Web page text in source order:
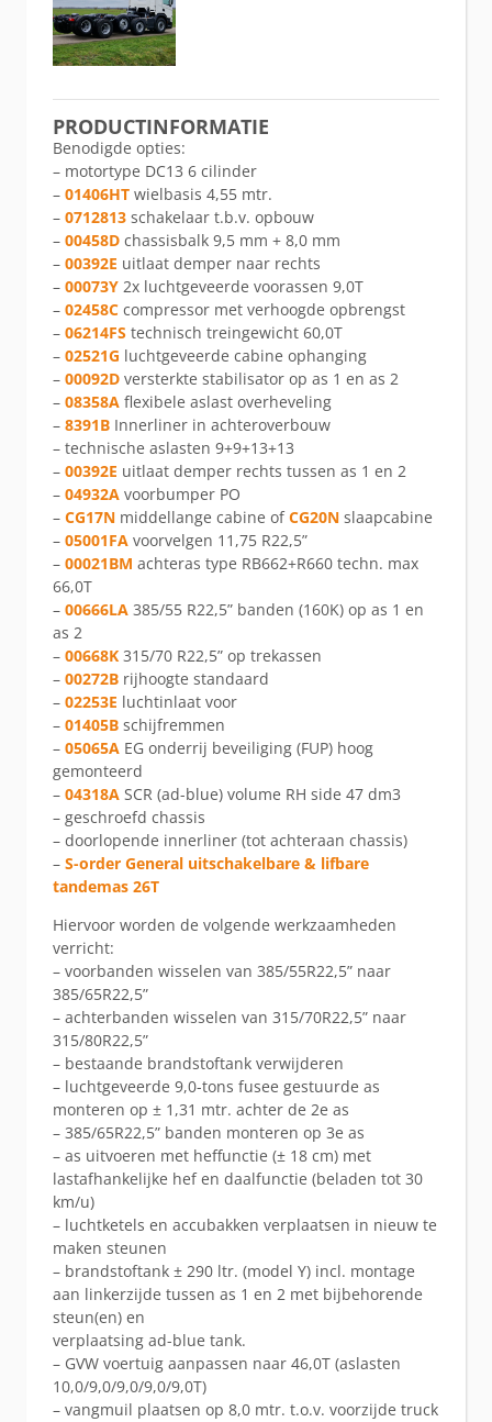
PRODUCTINFORMATIE
Benodigde opties:
– motortype DC13 6 cilinder
– 01406HT wielbasis 4,55 mtr.
– 0712813 schakelaar t.b.v. opbouw
– 00458D chassisbalk 9,5 mm + 8,0 mm
– 00392E uitlaat demper naar rechts
– 00073Y 2x luchtgeveerde voorassen 9,0T
– 02458C compressor met verhoogde opbrengst
– 06214FS technisch treingewicht 60,0T
– 02521G luchtgeveerde cabine ophanging
– 00092D versterkte stabilisator op as 1 en as 2
– 08358A flexibele aslast overheveling
– 8391B Innerliner in achteroverbouw
– technische aslasten 9+9+13+13
– 00392E uitlaat demper rechts tussen as 1 en 2
– 04932A voorbumper PO
– CG17N middellange cabine ofCG20N slaapcabine
– 05001FA voorvelgen 11,75 R22,5”
– 00021BM achteras type RB662+R660 techn. max
66,0T
– 00666LA 385/55 R22,5” banden (160K) op as 1 en
as 2
– 00668K 315/70 R22,5” op trekassen
– 00272B rijhoogte standaard
– 02253E luchtinlaat voor
– 01405B schijfremmen
– 05065A EG onderrij beveiliging (FUP) hoog
gemonteerd
– 04318A SCR (ad-blue) volume RH side 47 dm3
– geschroefd chassis
– doorlopende innerliner (tot achteraan chassis)
– S-order General uitschakelbare & lifbare
tandemas 26T
Hiervoor worden de volgende werkzaamheden
verricht:
– voorbanden wisselen van 385/55R22,5” naar
385/65R22,5”
– achterbanden wisselen van 315/70R22,5” naar
315/80R22,5”
– bestaande brandstoftank verwijderen
– luchtgeveerde 9,0-tons fusee gestuurde as
monteren op ± 1,31 mtr. achter de 2e as
– 385/65R22,5” banden monteren op 3e as
– as uitvoeren met heffunctie (± 18 cm) met
lastafhankelijke hef en daalfunctie (beladen tot 30
km/u)
– luchtketels en accubakken verplaatsen in nieuw te
maken steunen
– brandstoftank ± 290 ltr. (model Y) incl. montage
aan linkerzijde tussen as 1 en 2 met bijbehorende
steun(en) en
verplaatsing ad-blue tank.
– GVW voertuig aanpassen naar 46,0T (aslasten
10,0/9,0/9,0/9,0/9,0T)
– vangmuil plaatsen op 8,0 mtr. t.o.v. voorzijde truck